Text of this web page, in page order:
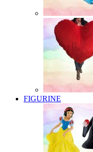
FIGURINE